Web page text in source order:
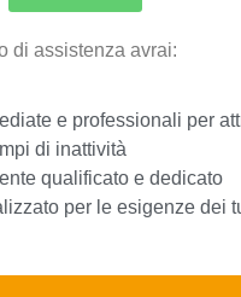
di assistenza avrai:
e professionali per
di inattività
qualificato e dedicato
per le esigenze dei